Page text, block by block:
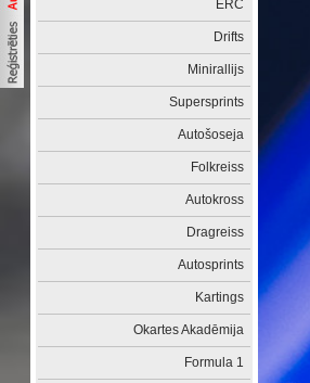
ERČ
Drifts
Minirallijs
Supersprints
Autošoseja
Folkreiss
Autokross
Dragreiss
Autosprints
Kartings
Okartes Akadēmija
Formula 1